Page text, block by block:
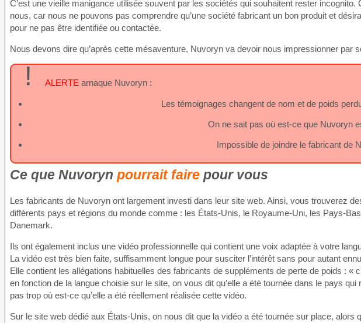
C’est une vieille manigance utilisée souvent par les sociétés qui souhaitent rester incognito.
nous, car nous ne pouvons pas comprendre qu’une société fabricant un bon produit et
pour ne pas être identifiée ou contactée.
Nous devons dire qu’après cette mésaventure, Nuvoryn va devoir nous impressionner par
! ALERTE arnaque Nuvoryn :
Les témoignages changent de nom et de poids
On ne sait pas où est-ce que Nuvoryn
Impossible de joindre le fabricant de
Ce que Nuvoryn pourrait faire pour vous
Les fabricants de Nuvoryn ont largement investi dans leur site web. Ainsi, vous trouverez
différents pays et régions du monde comme : les États-Unis, le Royaume-Uni, les Pays-
Danemark.
Ils ont également inclus une vidéo professionnelle qui contient une voix adaptée à votre
La vidéo est très bien faite, suffisamment longue pour susciter l’intérêt sans pour autant
Elle contient les allégations habituelles des fabricants de suppléments de perte de poids : «
en fonction de la langue choisie sur le site, on vous dit qu’elle a été tournée dans le pays
pas trop où est-ce qu’elle a été réellement réalisée cette vidéo.
Sur le site web dédié aux États-Unis, on nous dit que la vidéo a été tournée sur place, alors